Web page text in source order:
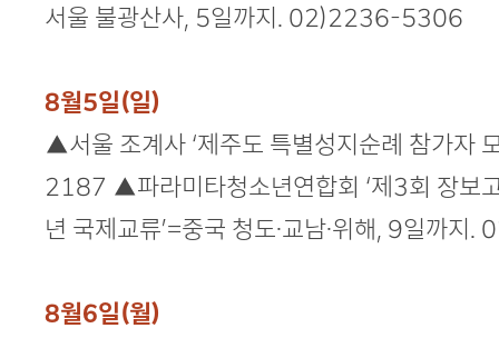
서울 불광산사, 5일까지. 02)2236-5306
8월5일(일)
▲서울 조계사 ‘제주도 특별성지순례 참가
2187 ▲파라미타청소년연합회 ‘제3회 장보
년 국제교류’=중국 청도·교남·위해, 9일까
8월6일(월)